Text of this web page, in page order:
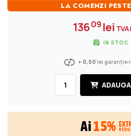
LA COMENZI
13609lei
IN STOC
+ 0,50 lei garanție
Ai15%